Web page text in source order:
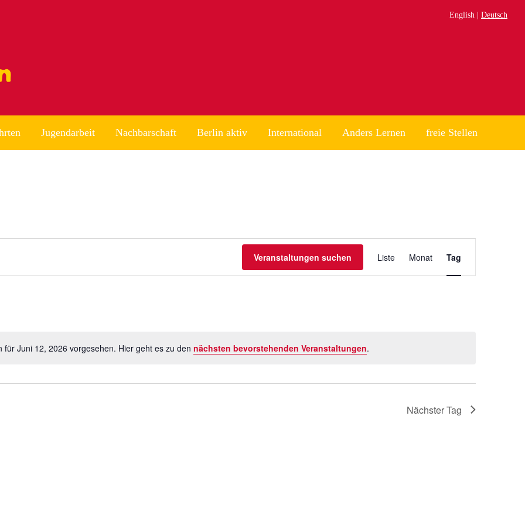
English Deutsch
Jugendarbeit Nachbarschaft Berlin aktiv International Anders Lernen freie Stellen
Hinweis
für Juni 12, 2026 vorgesehen. Hier geht es zu den nächsten bevorstehenden Veranstaltungen.
Veranstaltungen suchen
Veranstaltung
Ansichten-
Liste Monat Tag
Nächster Tag